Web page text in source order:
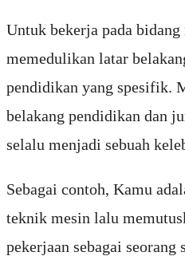
Untuk bekerja pada
memedulikan latar
pendidikan yang spesifik.
belakang pendidikan dan
selalu menjadi sebuah
Sebagai contoh, Kamu
teknik mesin lalu
pekerjaan sebagai seorang